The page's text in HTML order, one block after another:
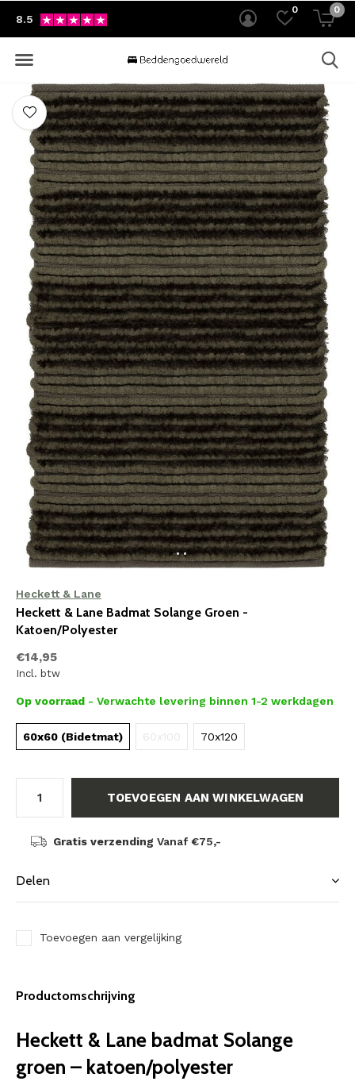
0 0
8.5
Heckett & Lane
Heckett & Lane Badmat Solange Groen -
Katoen/Polyester
€14,95
Incl. btw
Op voorraad - Verwachte levering binnen 1-2 werkdagen
60x60 (Bidetmat) 60x100 70x120
TOEVOEGEN AAN WINKELWAGEN
Gratis verzending Vanaf €75,-
Delen
Toevoegen aan vergelijking
Productomschrijving
Heckett & Lane badmat Solange
groen – katoen/polyester